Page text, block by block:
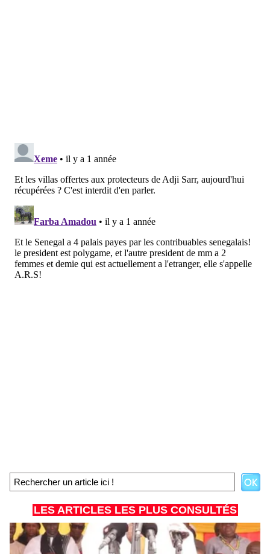
LES ARTICLES LES PLUS CONSULTÉS